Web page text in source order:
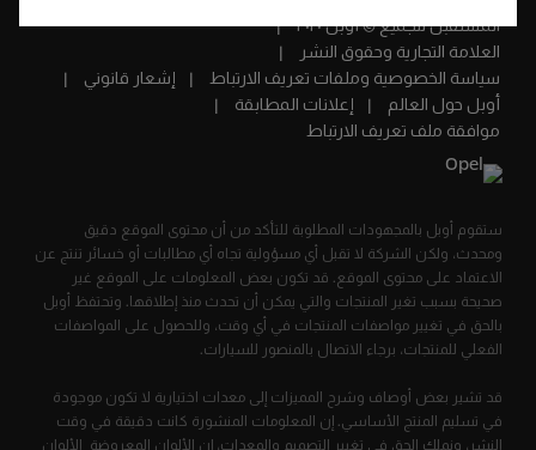
المستقبل للجميع © أوبل ٢٠٢٠
العلامة التجارية وحقوق النشر
سياسة الخصوصية وملفات تعريف الارتباط
إشعار قانوني
أوبل حول العالم
إعلانات المطابقة
موافقة ملف تعريف الارتباط
ستقوم أوبل بالمجهودات المطلوبة للتأكد من أن محتوى الموقع دقيق
ومحدث، ولكن الشركة لا تقبل أي مسؤولية تجاه أي مطالبات أو خسائر تنتج عن
الاعتماد على محتوى الموقع. قد تكون بعض المعلومات على الموقع غير
صحيحة بسبب تغير المنتجات والتي يمكن أن تحدث منذ إطلاقها. وتحتفظ أوبل
بالحق في تغيير مواصفات المنتجات في أي وقت، وللحصول على المواصفات
الفعلي للمنتجات، برجاء الاتصال بالمنصور للسيارات.
قد تشير بعض أوصاف وشرح المميزات إلى معدات اختيارية لا تكون موجودة
في تسليم المنتج الأساسي. إن المعلومات المنشورة كانت دقيقة في وقت
النشر، ونملك الحق في تغيير التصميم والمعدات، إن الألوان المعروضة الألوان